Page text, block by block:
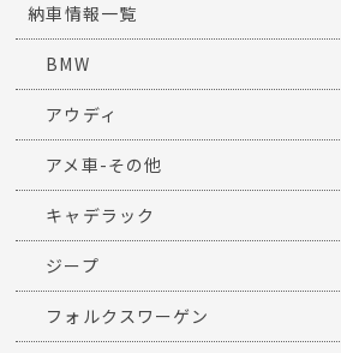
納車情報一覧
BMW
アウディ
アメ車-その他
キャデラック
ジープ
フォルクスワーゲン